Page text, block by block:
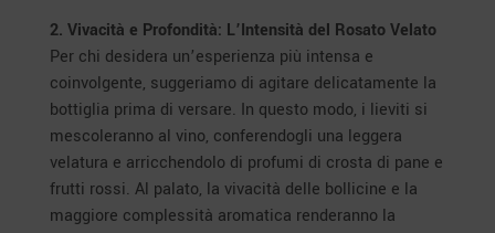
2. Vivacità e Profondità: L’Intensità del Rosato Velato
Per chi desidera un’esperienza più intensa e
coinvolgente, suggeriamo di agitare delicatamente la
bottiglia prima di versare. In questo modo, i lieviti si
mescoleranno al vino, conferendogli una leggera
velatura e arricchendolo di profumi di crosta di pane e
frutti rossi. Al palato, la vivacità delle bollicine e la
maggiore complessità aromatica renderanno la